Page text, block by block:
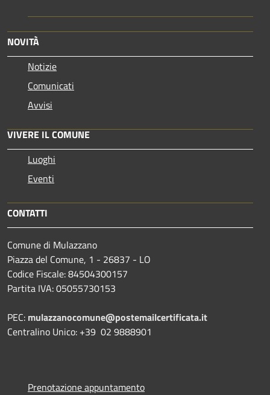
NOVITÀ
Notizie
Comunicati
Avvisi
VIVERE IL COMUNE
Luoghi
Eventi
CONTATTI
Comune di Mulazzano
Piazza del Comune, 1 - 26837 - LO
Codice Fiscale: 84504300157
Partita IVA: 05055730153
PEC: mulazzanocomune@postemailcertificata.it
Centralino Unico: +39 02 9888901
Prenotazione appuntamento